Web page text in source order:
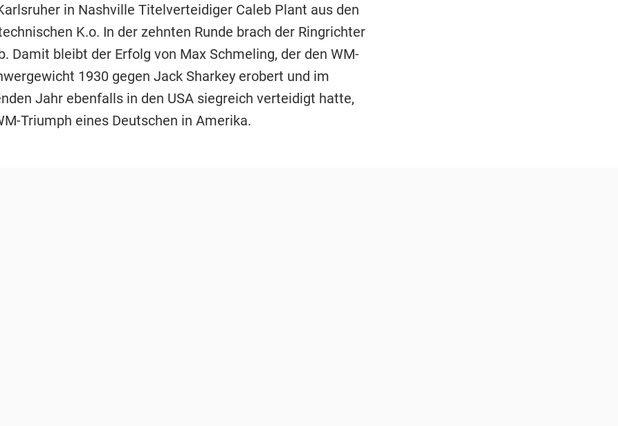
in Nashville Titelverteidiger Caleb Plant aus den
K.o. In der zehnten Runde brach der Ringrichter
Damit bleibt der Erfolg von Max Schmeling, der den WM-
1930 gegen Jack Sharkey erobert und im
Jahr ebenfalls in den USA siegreich verteidigt hatte,
Triumph eines Deutschen in Amerika.